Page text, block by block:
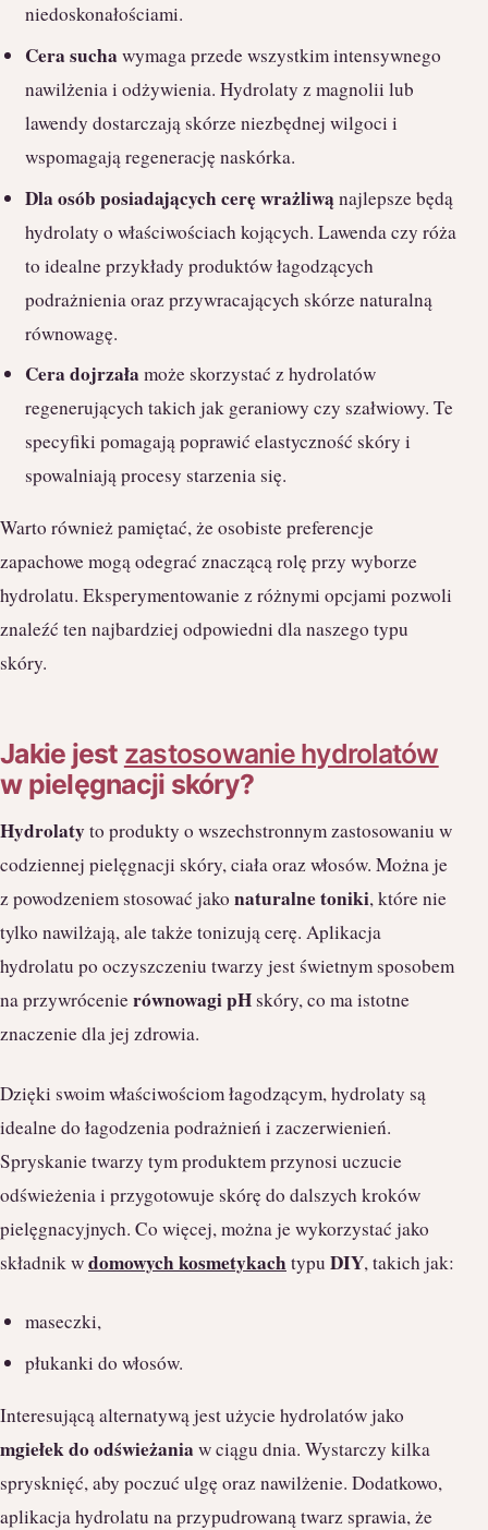
niedoskonałościami.
Cera sucha wymaga przede wszystkim intensywnego
nawilżenia i odżywienia. Hydrolaty z magnolii lub
lawendy dostarczają skórze niezbędnej wilgoci i
wspomagają regenerację naskórka.
Dla osób posiadających cerę wrażliwą najlepsze będą
hydrolaty o właściwościach kojących. Lawenda czy róża
to idealne przykłady produktów łagodzących
podrażnienia oraz przywracających skórze naturalną
równowagę.
Cera dojrzała może skorzystać z hydrolatów
regenerujących takich jak geraniowy czy szałwiowy. Te
specyfiki pomagają poprawić elastyczność skóry i
spowalniają procesy starzenia się.
Warto również pamiętać, że osobiste preferencje
zapachowe mogą odegrać znaczącą rolę przy wyborze
hydrolatu. Eksperymentowanie z różnymi opcjami pozwoli
znaleźć ten najbardziej odpowiedni dla naszego typu
skóry.
Jakie jest zastosowanie hydrolatów
w pielęgnacji skóry?
Hydrolatyto produkty o wszechstronnym zastosowaniu w
codziennej pielęgnacji skóry, ciała oraz włosów. Można je
z powodzeniem stosować jako naturalne toniki, które nie
tylko nawilżają, ale także tonizują cerę. Aplikacja
hydrolatu po oczyszczeniu twarzy jest świetnym sposobem
na przywrócenierównowagi pH skóry, co ma istotne
znaczenie dla jej zdrowia.
Dzięki swoim właściwościom łagodzącym, hydrolaty są
idealne do łagodzenia podrażnień i zaczerwienień.
Spryskanie twarzy tym produktem przynosi uczucie
odświeżenia i przygotowuje skórę do dalszych kroków
pielęgnacyjnych. Co więcej, można je wykorzystać jako
składnik wdomowych kosmetykach typu DIY, takich jak:
maseczki,
płukanki do włosów.
Interesującą alternatywą jest użycie hydrolatów jako
mgiełek do odświeżania w ciągu dnia. Wystarczy kilka
sprysknięć, aby poczuć ulgę oraz nawilżenie. Dodatkowo,
aplikacja hydrolatu na przypudrowaną twarz sprawia, że